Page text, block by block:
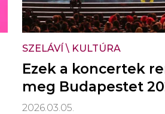
SZELÁVÍ \ KULTÚRA
Ezek a koncertek
meg Budapestet
2026.03.05.